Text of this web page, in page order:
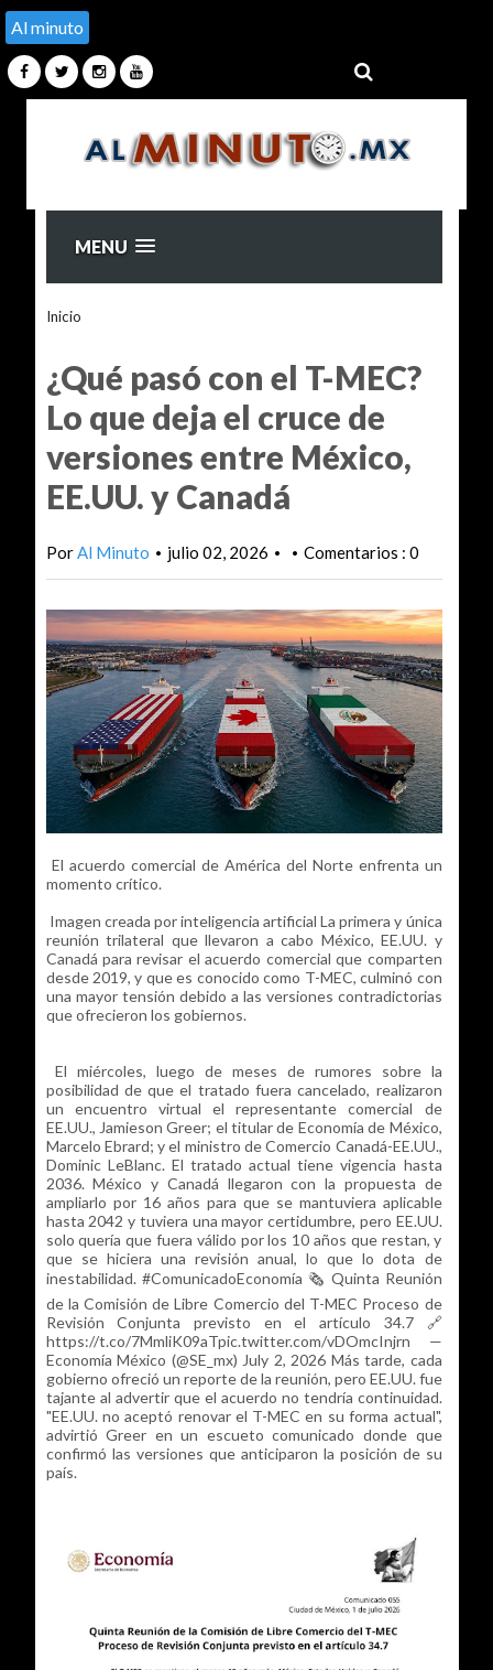
Al minuto
MENU
Inicio
¿Qué pasó con el T-MEC?
Lo que deja el cruce de
versiones entre México,
EE.UU. y Canadá
PorAl Minuto • julio 02, 2026 • • Comentarios : 0
El acuerdo comercial de América del Norte enfrenta un
momento crítico.
Imagen creada por inteligencia artificial La primera y única
reunión trilateral que llevaron a cabo México, EE.UU. y
Canadá para revisar el acuerdo comercial que comparten
desde 2019, y que es conocido como T-MEC, culminó con
una mayor tensión debido a las versiones contradictorias
que ofrecieron los gobiernos.
El miércoles, luego de meses de rumores sobre la
posibilidad de que el tratado fuera cancelado, realizaron
un encuentro virtual el representante comercial de
EE.UU., Jamieson Greer; el titular de Economía de México,
Marcelo Ebrard; y el ministro de Comercio Canadá-EE.UU.,
Dominic LeBlanc. El tratado actual tiene vigencia hasta
2036. México y Canadá llegaron con la propuesta de
ampliarlo por 16 años para que se mantuviera aplicable
hasta 2042 y tuviera una mayor certidumbre, pero EE.UU.
solo quería que fuera válido por los 10 años que restan, y
que se hiciera una revisión anual, lo que lo dota de
inestabilidad. #ComunicadoEconomía 🗞️ Quinta Reunión
de la Comisión de Libre Comercio del T-MEC Proceso de
Revisión Conjunta previsto en el artículo 34.7 🔗
https://t.co/7MmliK09aTpic.twitter.com/vDOmcInjrn —
Economía México (@SE_mx) July 2, 2026 Más tarde, cada
gobierno ofreció un reporte de la reunión, pero EE.UU. fue
tajante al advertir que el acuerdo no tendría continuidad.
"EE.UU. no aceptó renovar el T-MEC en su forma actual",
advirtió Greer en un escueto comunicado donde que
confirmó las versiones que anticiparon la posición de su
país.